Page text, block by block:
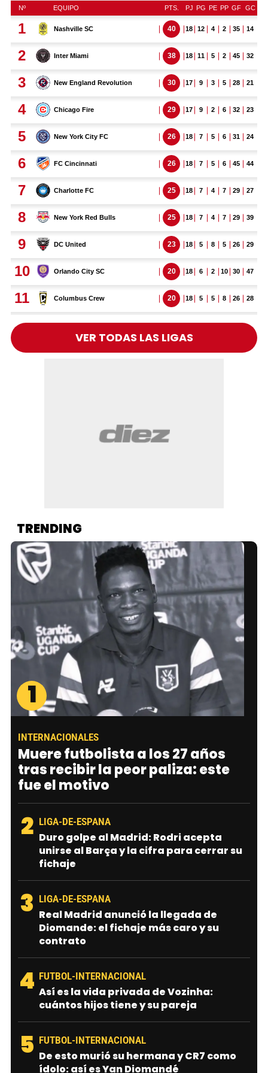
VER TODAS LAS LIGAS
TRENDING
1
INTERNACIONALES
Muere futbolista a los 27 años
tras recibir la peor paliza: este
fue el motivo
2 LIGA-DE-ESPANA
Duro golpe al Madrid: Rodri acepta
unirse al Barça y la cifra para cerrar su
fichaje
3 LIGA-DE-ESPANA
Real Madrid anunció la llegada de
Diomande: el fichaje más caro y su
contrato
4 FUTBOL-INTERNACIONAL
Así es la vida privada de Vozinha:
cuántos hijos tiene y su pareja
5 FUTBOL-INTERNACIONAL
De esto murió su hermana y CR7 como
ídolo: así es Yan Diomandé